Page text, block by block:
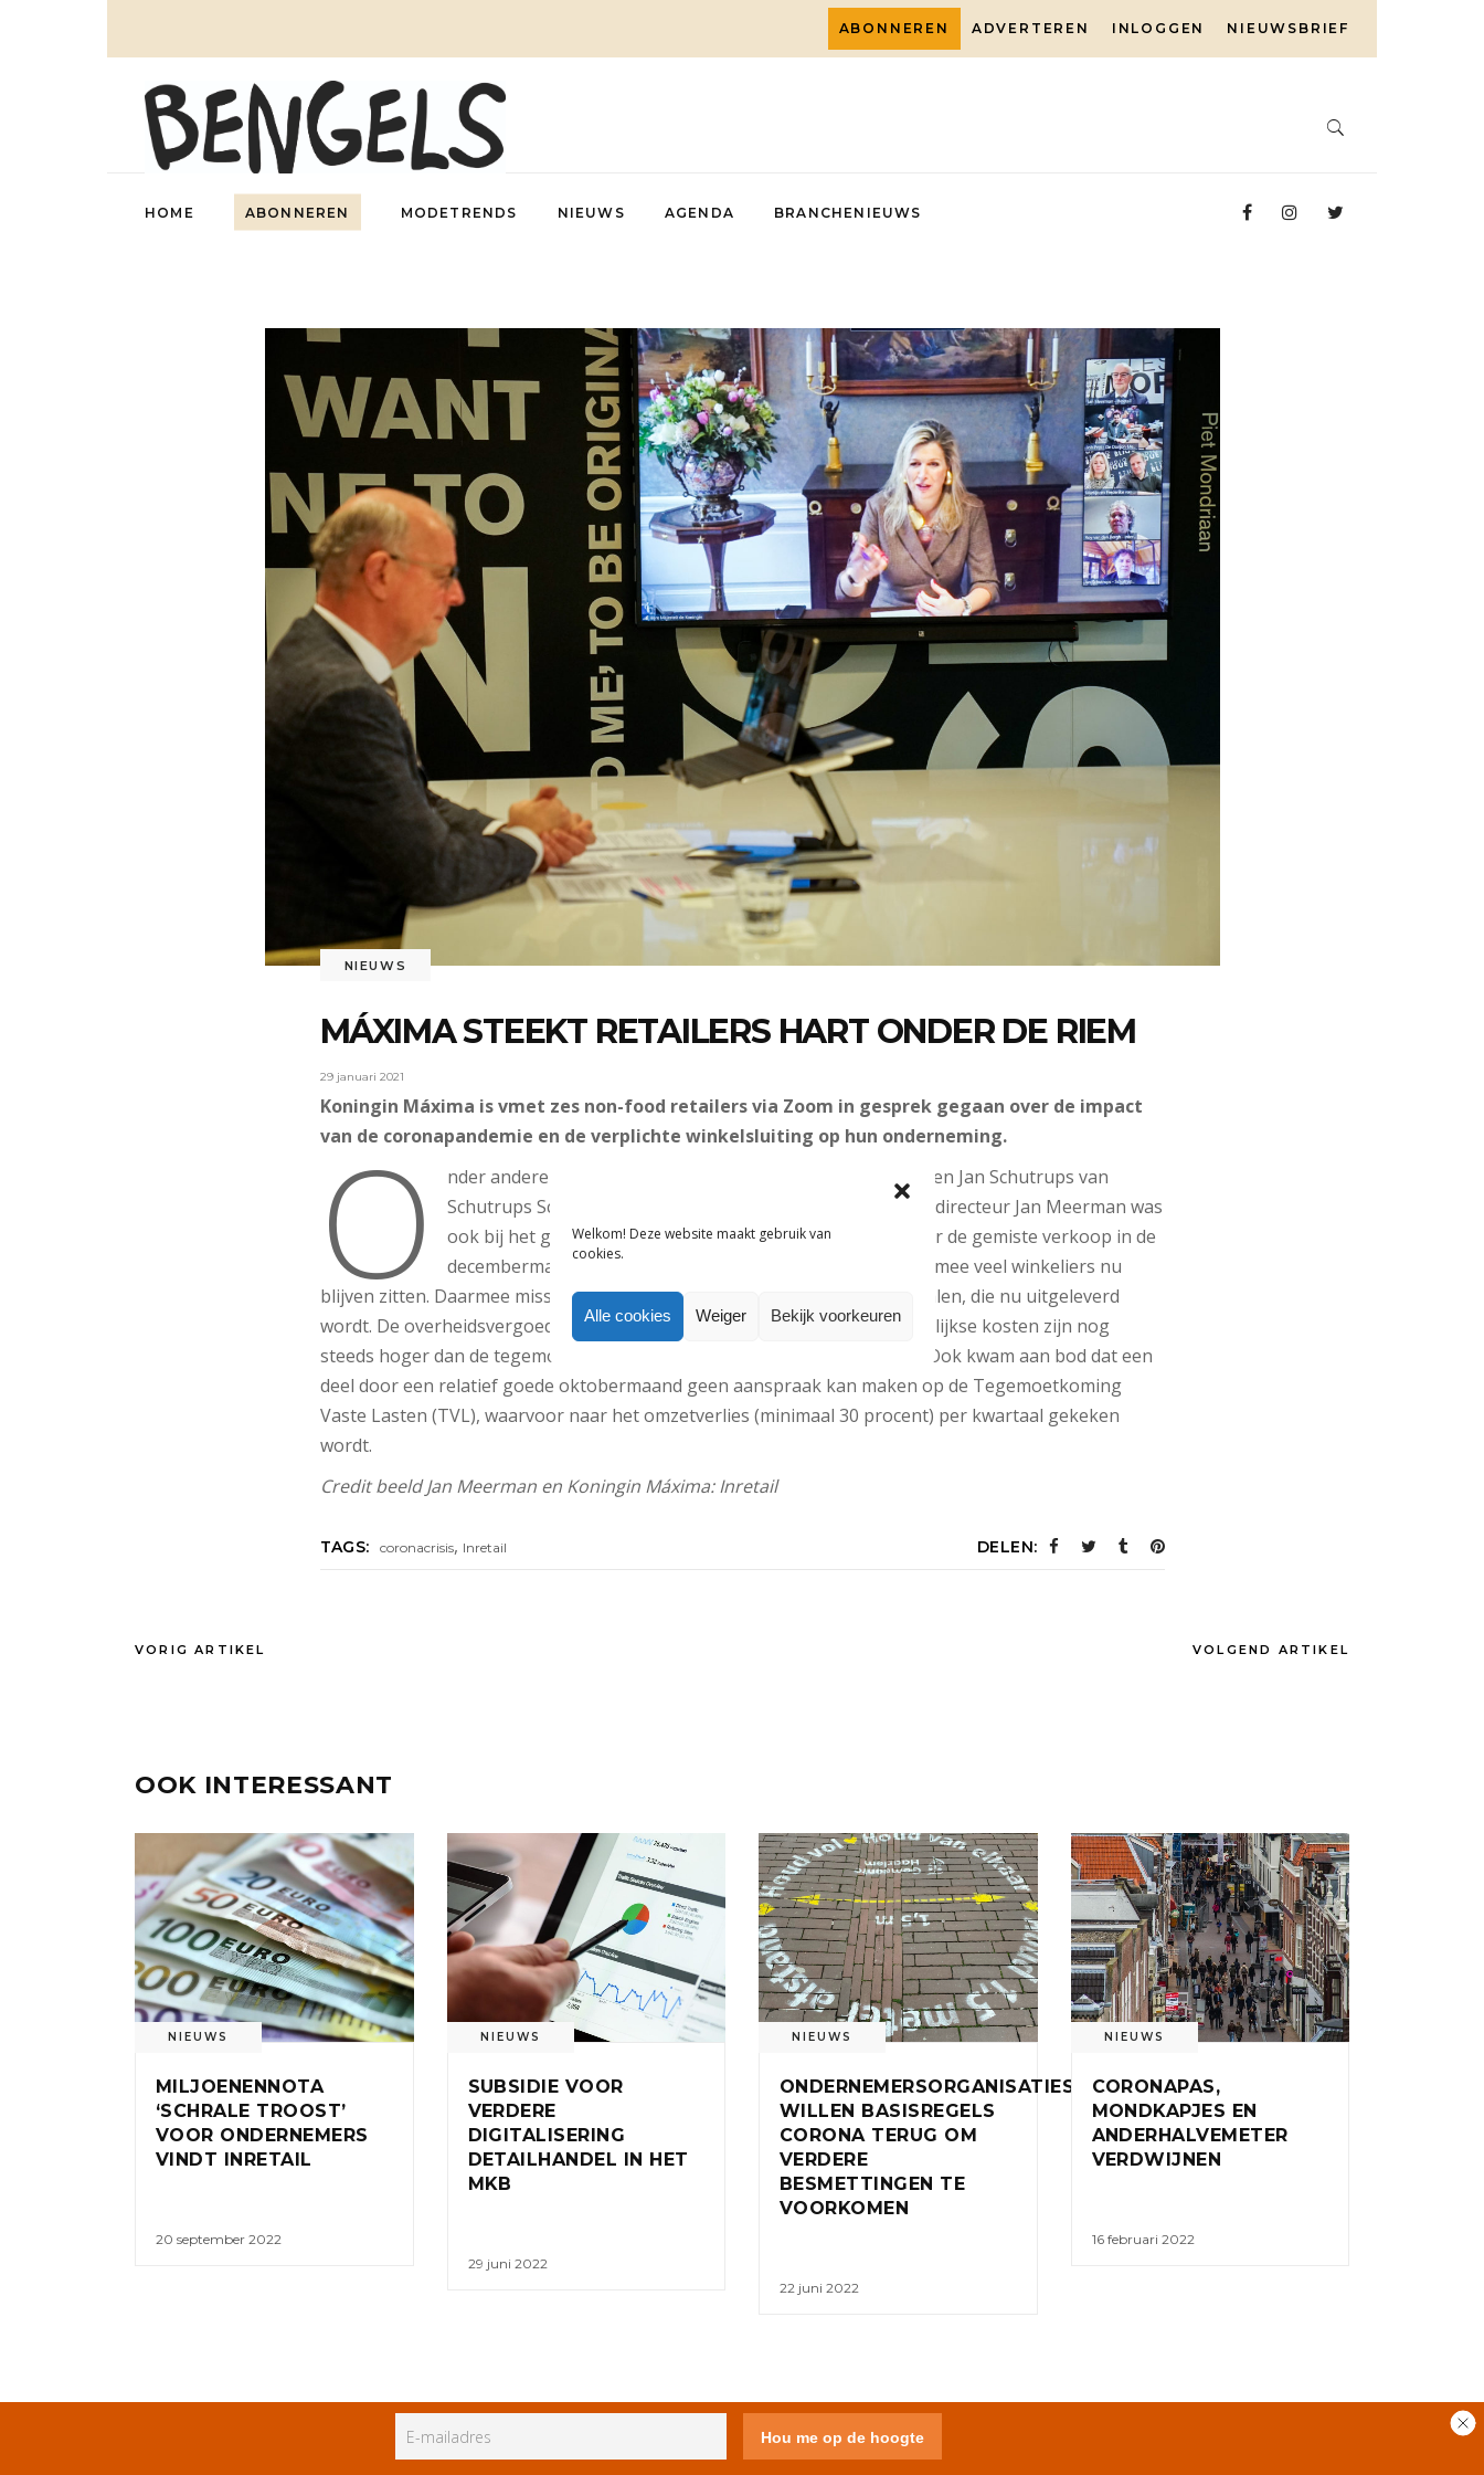
Welkom! Deze website maakt gebruik van
cookies.
Alle cookies Weiger Bekijk voorkeuren
ABONNEREN ADVERTEREN INLOGGEN NIEUWSBRIEF
HOME ABONNEREN MODETRENDS NIEUWS AGENDA BRANCHENIEUWS
NIEUWS
MÁXIMA STEEKT RETAILERS HART ONDER DE RIEM
29 januari 2021
Koningin Máxima is vmet zes non-food retailers via Zoom in gesprek gegaan over de impact
van de coronapandemie en de verplichte winkelsluiting op hun onderneming.
O
nder andere Martijn van Battum van Studio Blique in Goes en Jan Schutrups van
Schutrups Schoenen in Exloo deelden hun verhaal. Inretail-directeur Jan Meerman was
ook bij het gesprek aanwezig. Aan bod kwamen onder meer de gemiste verkoop in de
decembermaand en de onverkochte wintervoorraden waarmee veel winkeliers nu
blijven zitten. Daarmee missen ze het geld om de voorjaarscollectie te betalen, die nu uitgeleverd
wordt. De overheidsvergoedingen geven lucht, stellen zij, maar de maandelijkse kosten zijn nog
steeds hoger dan de tegemoetkomingen en leggen druk op de liquiditeit. Ook kwam aan bod dat een
deel door een relatief goede oktobermaand geen aanspraak kan maken op de Tegemoetkoming
Vaste Lasten (TVL), waarvoor naar het omzetverlies (minimaal 30 procent) per kwartaal gekeken
wordt.
Credit beeld Jan Meerman en Koningin Máxima: Inretail
TAGS: coronacrisis, Inretail DELEN:
VORIG ARTIKEL VOLGEND ARTIKEL
OOK INTERESSANT
NIEUWS
MILJOENENNOTA
‘SCHRALE TROOST’
VOOR ONDERNEMERS
VINDT INRETAIL
20 september 2022
NIEUWS
SUBSIDIE VOOR
VERDERE
DIGITALISERING
DETAILHANDEL IN HET
MKB
29 juni 2022
NIEUWS
ONDERNEMERSORGANISATIES
WILLEN BASISREGELS
CORONA TERUG OM
VERDERE
BESMETTINGEN TE
VOORKOMEN
22 juni 2022
NIEUWS
CORONAPAS,
MONDKAPJES EN
ANDERHALVEMETER
VERDWIJNEN
16 februari 2022
ALLE RECHTEN VOORBEHOUDEN PRIVACY STATEMENT DISCLAIMER COLOFON CONTACT